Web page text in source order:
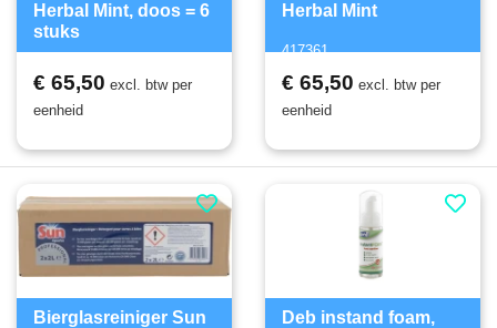
Herbal Mint, doos = 6
stuks
417363
€ 65,50 excl. btw per
eenheid
Herbal Mint
417361
€ 65,50 excl. btw per
eenheid
Bierglasreiniger Sun
Deb instand foam,